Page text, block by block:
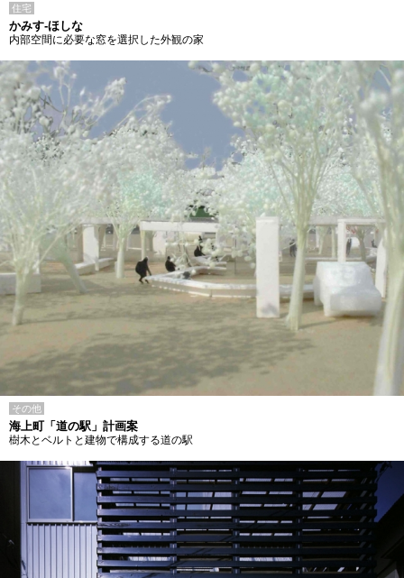
住宅
かみす-ほしな
内部空間に必要な窓を選択した外観の家
その他
海上町「道の駅」計画案
樹木とベルトと建物で構成する道の駅